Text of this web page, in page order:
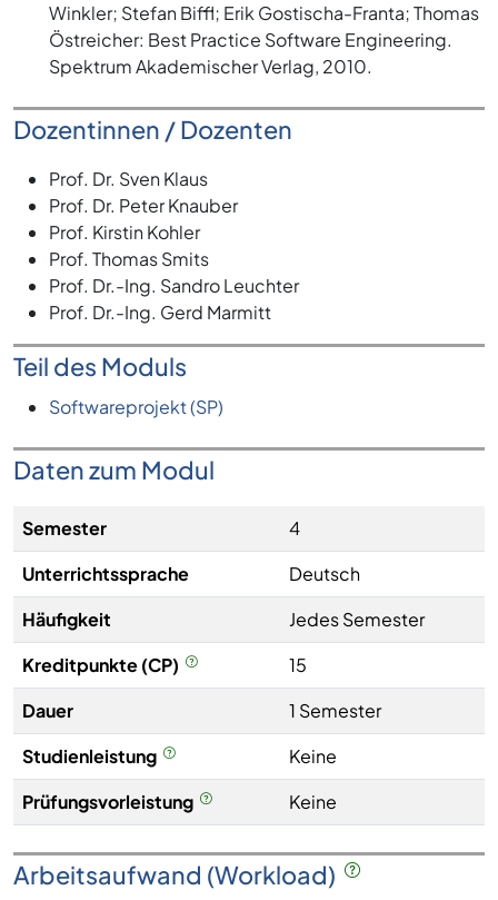
Winkler; Stefan Biffl; Erik Gostischa-Franta; Thomas
Östreicher: Best Practice Software Engineering.
Spektrum Akademischer Verlag, 2010.
Dozentinnen / Dozenten
Prof. Dr. Sven Klaus
Prof. Dr. Peter Knauber
Prof. Kirstin Kohler
Prof. Thomas Smits
Prof. Dr.-Ing. Sandro Leuchter
Prof. Dr.-Ing. Gerd Marmitt
Teil des Moduls
Softwareprojekt (SP)
Daten zum Modul
Semester
4
Unterrichtssprache
Deutsch
Häufigkeit
Jedes Semester
Kreditpunkte (CP)
15
Dauer
1 Semester
Studienleistung
Keine
Prüfungsvorleistung
Keine
Arbeitsaufwand (Workload)